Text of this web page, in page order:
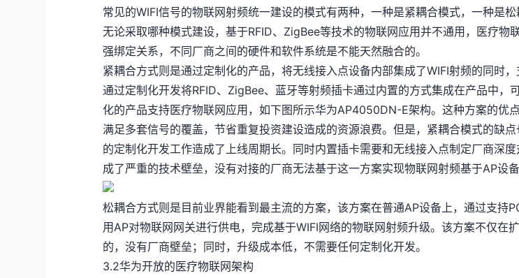
常见的WIFI信号的物联网射频统一建设的模式有两种，一种是紧耦合模式，一种是
无论采取哪种模式建设，基于RFID、ZigBee等技术的物联网应用并不通用，医疗物
强绑定关系，不同厂商之间的硬件和软件系统是不能天然融合的。
紧耦合方式则是通过定制化的产品，将无线接入点设备内部集成了WIFI射频的同时，
通过定制化开发将RFID、ZigBee、蓝牙等射频插卡通过内置的方式集成在产品中，
化的产品支持医疗物联网应用，如下图所示华为AP4050DN-E架构。这种方案的优
满足多套信号的覆盖，节省重复投资建设造成的资源浪费。但是，紧耦合模式的缺
的定制化开发工作造成了上线周期长。同时内置插卡需要和无线接入点制定厂商深
成了严重的技术壁垒，没有对接的厂商无法基于这一方案实现物联网射频基于AP设备
松耦合方式则是目前业界能看到最主流的方案，该方案在普通AP设备上，通过支持
用AP对物联网网关进行供电，完成基于WIFI网络的物联网射频升级。该方案不仅在
的，没有厂商壁垒；同时，升级成本低，不需要任何定制化开发。
3.2华为开放的医疗物联网架构